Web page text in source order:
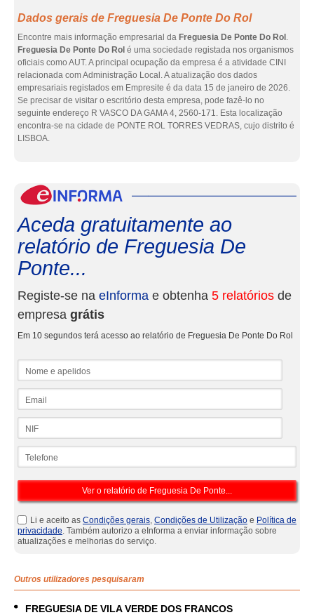
Dados gerais de Freguesia De Ponte Do Rol
Encontre mais informação empresarial da Freguesia De Ponte Do Rol .
Freguesia De Ponte Do Rol é uma sociedade registada nos organismos
oficiais como AUT. A principal ocupação da empresa é a atividade CINI
relacionada com Administração Local. A atualização dos dados
empresariais registados em Empresite é da data 15 de janeiro de 2026.
Se precisar de visitar o escritório desta empresa, pode fazê-lo no
seguinte endereço R VASCO DA GAMA 4, 2560-171. Esta localização
encontra-se na cidade de PONTE ROL TORRES VEDRAS, cujo distrito é
LISBOA.
Aceda gratuitamente ao
relatório de Freguesia De
Ponte...
Registe-se na eInforma e obtenha 5 relatórios de
empresa grátis
Em 10 segundos terá acesso ao relatório de Freguesia De Ponte Do Rol
Li e aceito as Condições gerais, Condições de Utilização e Política de
privacidade. Também autorizo a eInforma a enviar informação sobre
atualizações e melhorias do serviço.
Outros utilizadores pesquisaram
FREGUESIA DE VILA VERDE DOS FRANCOS